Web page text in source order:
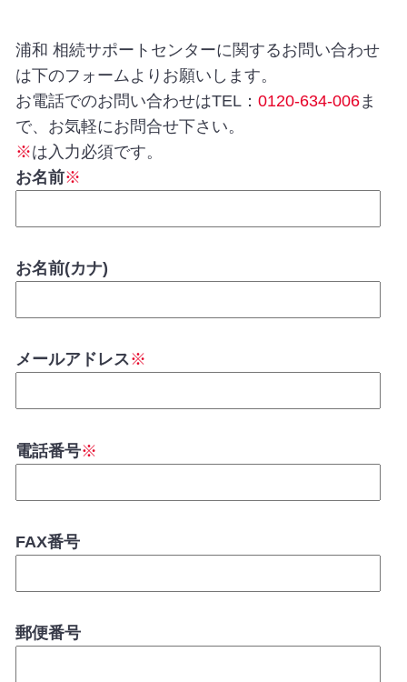
浦和 相続サポートセンターに関するお問い合わせ
は下のフォームよりお願いします。
お電話でのお問い合わせはTEL： 0120-634-006ま
で、お気軽にお問合せ下さい。
※は入力必須です。
お名前※
お名前(カナ)
メールアドレス※
電話番号※
FAX番号
郵便番号